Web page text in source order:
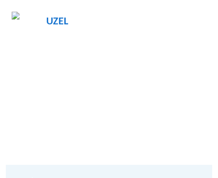
UZEL